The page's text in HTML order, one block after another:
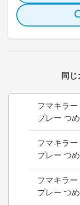
同
フマキラ
プレー つ
フマキラ
プレー つ
フマキラ
プレー つ